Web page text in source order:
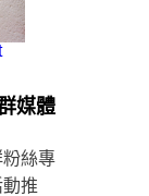
媒體
絲專
推